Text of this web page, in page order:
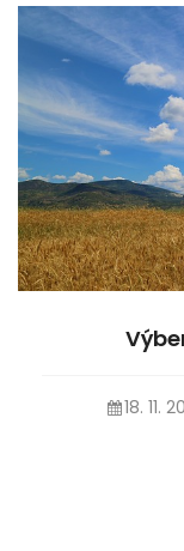
18. 11.